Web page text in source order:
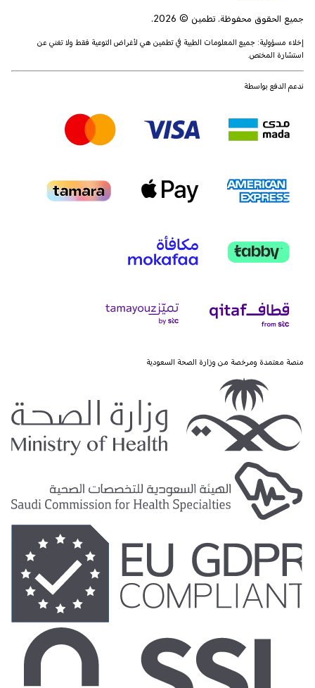
جميع الحقوق محفوظة. تطمين © 2026.
إخلاء مسؤولية: جميع المعلومات الطبية في تطمين هي لأغراض التوعية فقط ولا تغني عن
استشارة المختص.
ندعم الدفع بواسطة
منصة معتمدة ومرخصة من وزارة الصحة السعودية